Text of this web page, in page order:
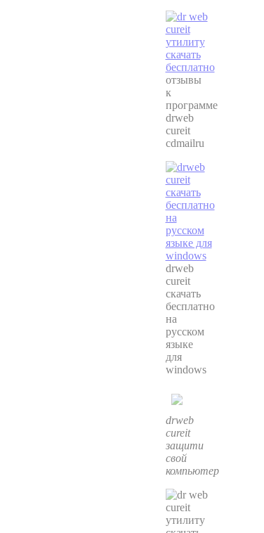
отзывы
к
программе
drweb
cureit
cdmailru
drweb
cureit
скачать
бесплатно
на
русском
языке
для
windows
drweb
cureit
защити
свой
компьютер